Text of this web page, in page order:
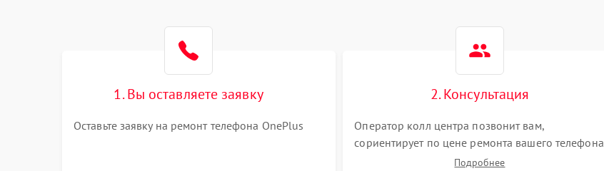
1. Вы оставляете заявку
Оставьте заявку на ремонт телефона OnePlus
2. Консультация
Оператор колл центра позвонит вам,
сориентирует по цене ремонта вашего телефона
а также ответит на все ваши вопросы.
Подробнее